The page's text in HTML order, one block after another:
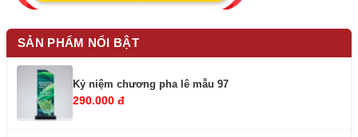
SẢN PHẨM NỔI BẬT
Kỷ niệm chương pha lê mẫu 97
290.000 đ